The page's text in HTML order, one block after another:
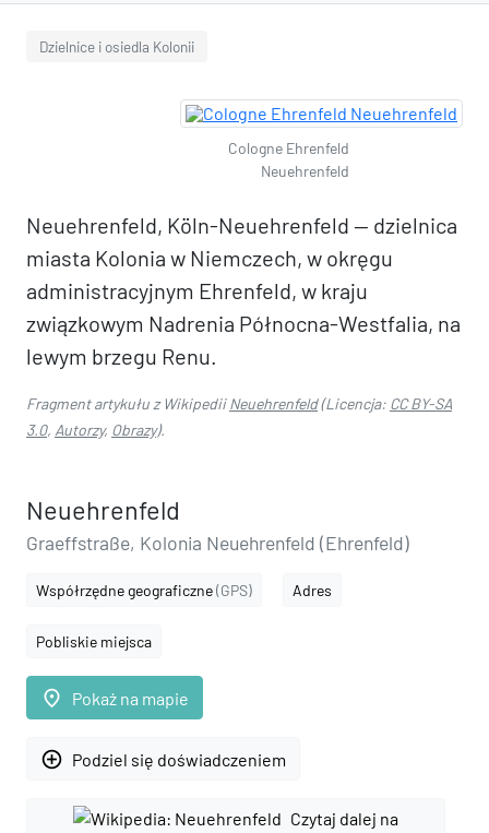
Dzielnice i osiedla Kolonii
Cologne Ehrenfeld
Neuehrenfeld
Neuehrenfeld, Köln-Neuehrenfeld — dzielnica
miasta Kolonia w Niemczech, w okręgu
administracyjnym Ehrenfeld, w kraju
związkowym Nadrenia Północna-Westfalia, na
lewym brzegu Renu.
Fragment artykułu z WikipediiNeuehrenfeld(Licencja: CC BY-SA
3.0, Autorzy, Obrazy).
Neuehrenfeld
Graeffstraße, Kolonia Neuehrenfeld (Ehrenfeld)
Współrzędne geograficzne(GPS) Adres
Pobliskie miejsca
place Pokaż na mapie
add_circle_outline Podziel się doświadczeniem
Czytaj dalej na